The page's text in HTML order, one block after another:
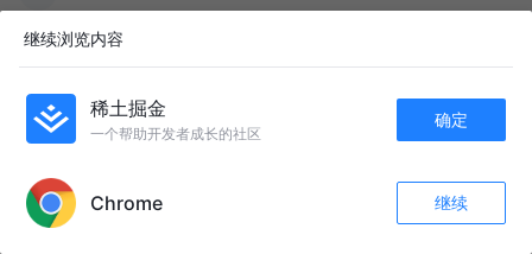
点赞
目录 收起
背景
继续浏览内容
稀土掘金
一个帮助开发者成长的社区
确定
Chrome 继续